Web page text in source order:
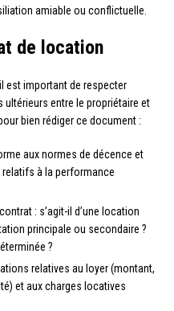
amiable ou conflictuelle.
de location
est important de respecter
ultérieurs entre le propriétaire et
bien rédiger ce document :
aux normes de décence et
relatifs à la performance
: s’agit-il d’une location
principale ou secondaire ?
?
relatives au loyer (montant,
et aux charges locatives